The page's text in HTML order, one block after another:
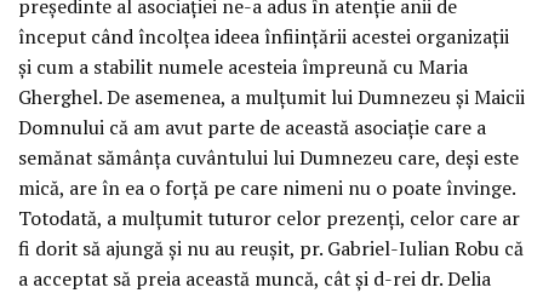
președinte al asociației ne-a adus în atenție anii de
început când încolțea ideea înființării acestei organizații
și cum a stabilit numele acesteia împreună cu Maria
Gherghel. De asemenea, a mulțumit lui Dumnezeu și Maicii
Domnului că am avut parte de această asociație care a
semănat sămânța cuvântului lui Dumnezeu care, deși este
mică, are în ea o forță pe care nimeni nu o poate învinge.
Totodată, a mulțumit tuturor celor prezenți, celor care ar
fi dorit să ajungă și nu au reușit, pr. Gabriel-Iulian Robu că
a acceptat să preia această muncă, cât și d-rei dr. Delia